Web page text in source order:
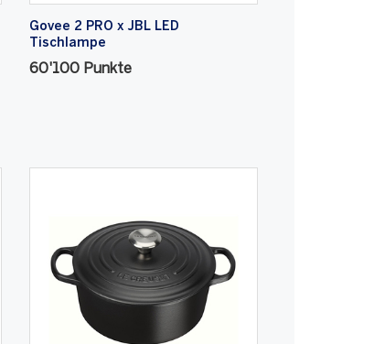
Govee 2 PRO x JBL LED
Tischlampe
60'100 Punkte